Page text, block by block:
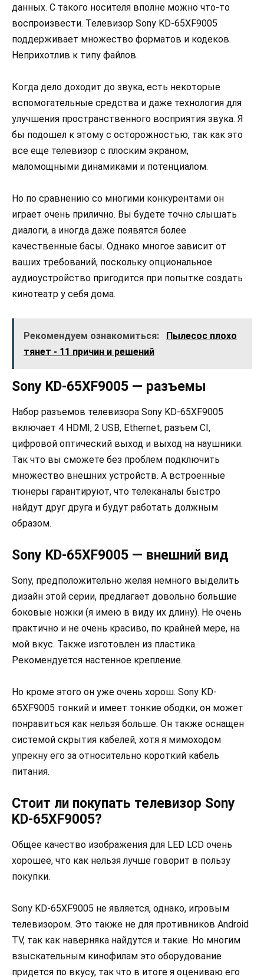
данных. С такого носителя вполне можно что-то
воспроизвести. Телевизор Sony KD-65XF9005
поддерживает множество форматов и кодеков.
Неприхотлив к типу файлов.
Когда дело доходит до звука, есть некоторые
вспомогательные средства и даже технология для
улучшения пространственного восприятия звука. Я
бы подошел к этому с осторожностью, так как это
все еще телевизор с плоским экраном,
маломощными динамиками и потенциалом.
Но по сравнению со многими конкурентами он
играет очень прилично. Вы будете точно слышать
диалоги, а иногда даже появятся более
качественные басы. Однако многое зависит от
ваших требований, поскольку опциональное
аудиоустройство пригодится при попытке создать
кинотеатр у себя дома.
Рекомендуем ознакомиться:
Пылесос плохо
тянет - 11 причин и решений
Sony KD-65XF9005 — разъемы
Набор разъемов телевизора Sony KD-65XF9005
включает 4 HDMI, 2 USB, Ethernet, разъем CI,
цифровой оптический выход и выход на наушники.
Так что вы сможете без проблем подключить
множество внешних устройств. А встроенные
тюнеры гарантируют, что телеканалы быстро
найдут друг друга и будут работать должным
образом.
Sony KD-65XF9005 — внешний вид
Sony, предположительно желая немного выделить
дизайн этой серии, предлагает довольно большие
боковые ножки (я имею в виду их длину). Не очень
практично и не очень красиво, по крайней мере, на
мой вкус. Также изготовлен из пластика.
Рекомендуется настенное крепление.
Но кроме этого он уже очень хорош. Sony KD-
65XF9005 тонкий и имеет тонкие ободки, он может
понравиться как нельзя больше. Он также оснащен
системой скрытия кабелей, хотя я мимоходом
упрекну его за относительно короткий кабель
питания.
Стоит ли покупать телевизор Sony
KD-65XF9005?
Общее качество изображения для LED LCD очень
хорошее, что как нельзя лучше говорит в пользу
покупки.
Sony KD-65XF9005 не является, однако, игровым
телевизором. Это также не для противников Android
TV, так как наверняка найдутся и такие. Но многим
взыскательным кинофилам это оборудование
придется по вкусу, так что в итоге я оцениваю его